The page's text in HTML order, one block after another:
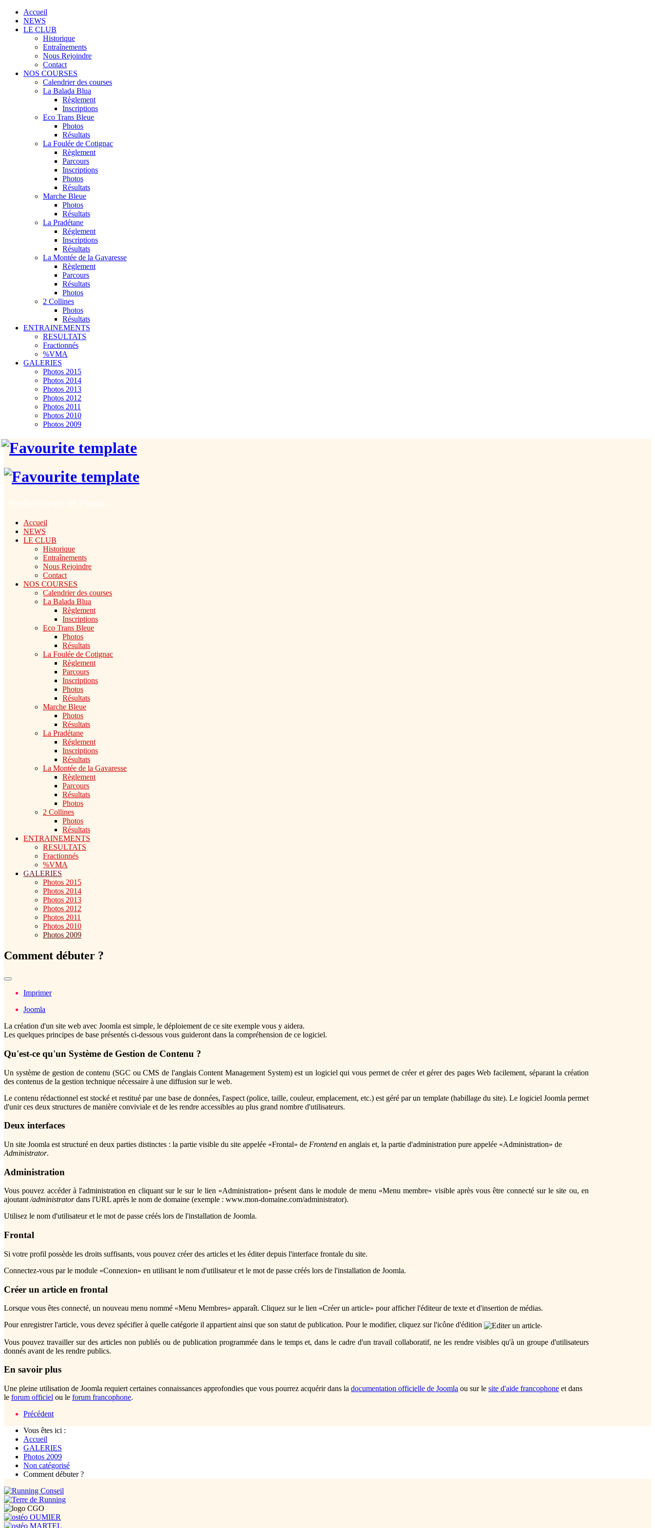
Accueil
NEWS
LE CLUB
Historique
Entraînements
Nous Rejoindre
Contact
NOS COURSES
Calendrier des courses
La Balada Blua
Règlement
Inscriptions
Eco Trans Bleue
Photos
Résultats
La Foulée de Cotignac
Règlement
Parcours
Inscriptions
Photos
Résultats
Marche Bleue
Photos
Résultats
La Pradétane
Réglement
Inscriptions
Résultats
La Montée de la Gavaresse
Règlement
Parcours
Résultats
Photos
2 Collines
Photos
Résultats
ENTRAINEMENTS
RESULTATS
Fractionnés
%VMA
GALERIES
Photos 2015
Photos 2014
Photos 2013
Photos 2012
Photos 2011
Photos 2010
Photos 2009
Accueil
NEWS
LE CLUB
Historique
Entraînements
Nous Rejoindre
Contact
NOS COURSES
Calendrier des courses
La Balada Blua
Règlement
Inscriptions
Eco Trans Bleue
Photos
Résultats
La Foulée de Cotignac
Règlement
Parcours
Inscriptions
Photos
Résultats
Marche Bleue
Photos
Résultats
La Pradétane
Réglement
Inscriptions
Résultats
La Montée de la Gavaresse
Règlement
Parcours
Résultats
Photos
2 Collines
Photos
Résultats
ENTRAINEMENTS
RESULTATS
Fractionnés
%VMA
GALERIES
Photos 2015
Photos 2014
Photos 2013
Photos 2012
Photos 2011
Photos 2010
Photos 2009
Comment débuter ?
Imprimer
Joomla
La création d'un site web avec Joomla est simple, le déploiement de ce site exemple vous y aidera.
Les quelques principes de base présentés ci-dessous vous guideront dans la compréhension de ce logiciel.
Qu'est-ce qu'un Système de Gestion de Contenu ?
Un système de gestion de contenu (SGC ou CMS de l'anglais Content Management System) est un logiciel qui vous permet de créer et gérer des pages Web facilement, séparant la création
des contenus de la gestion technique nécessaire à une diffusion sur le web.
Le contenu rédactionnel est stocké et restitué par une base de données, l'aspect (police, taille, couleur, emplacement, etc.) est géré par un template (habillage du site). Le logiciel Joomla permet
d'unir ces deux structures de manière conviviale et de les rendre accessibles au plus grand nombre d'utilisateurs.
Deux interfaces
Un site Joomla est structuré en deux parties distinctes : la partie visible du site appelée «Frontal» de Frontend en anglais et, la partie d'administration pure appelée «Administration» de
Administrator.
Administration
Vous pouvez accéder à l'administration en cliquant sur le sur le lien «Administration» présent dans le module de menu «Menu membre» visible après vous être connecté sur le site ou, en
ajoutant/administratordans l'URL après le nom de domaine (exemple : www.mon-domaine.com/administrator).
Utilisez le nom d'utilisateur et le mot de passe créés lors de l'installation de Joomla.
Frontal
Si votre profil possède les droits suffisants, vous pouvez créer des articles et les éditer depuis l'interface frontale du site.
Connectez-vous par le module «Connexion» en utilisant le nom d'utilisateur et le mot de passe créés lors de l'installation de Joomla.
Créer un article en frontal
Lorsque vous êtes connecté, un nouveau menu nommé «Menu Membres» apparaît. Cliquez sur le lien «Créer un article» pour afficher l'éditeur de texte et d'insertion de médias.
Pour enregistrer l'article, vous devez spécifier à quelle catégorie il appartient ainsi que son statut de publication. Pour le modifier, cliquez sur l'icône d'édition
.
Vous pouvez travailler sur des articles non publiés ou de publication programmée dans le temps et, dans le cadre d'un travail collaboratif, ne les rendre visibles qu'à un groupe d'utilisateurs
donnés avant de les rendre publics.
En savoir plus
Une pleine utilisation de Joomla requiert certaines connaissances approfondies que vous pourrez acquérir dans la documentation officielle de Joomla ou sur le site d'aide francophone et dans
le forum officiel ou le forum francophone.
Précédent
Vous êtes ici :
Accueil
GALERIES
Photos 2009
Non catégorisé
Comment débuter ?